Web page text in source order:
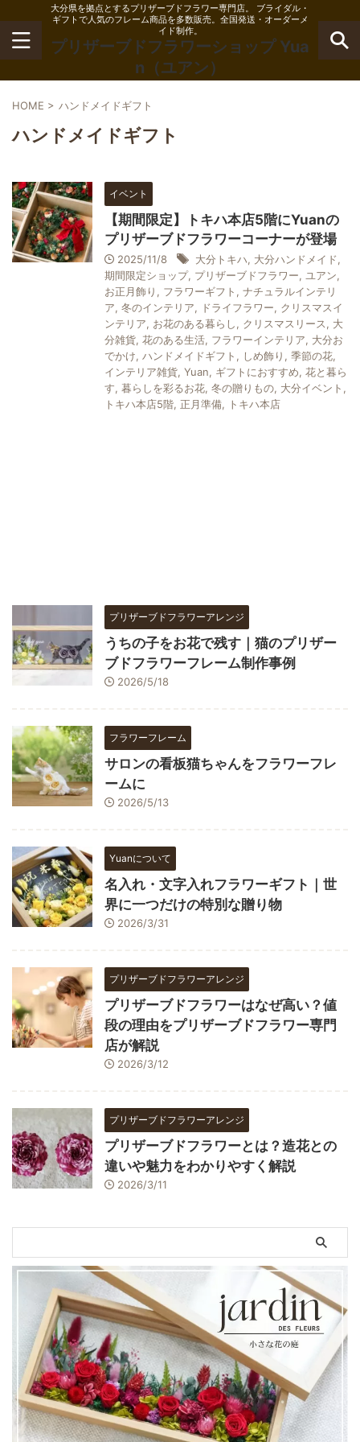
大分県を拠点とするプリザーブドフラワー専門店。 ブライダル・
ギフトで人気のフレーム商品を多数販売。全国発送・オーダーメ
イド制作。
プリザーブドフラワーショップ Yua
n（ユアン）
HOME > ハンドメイドギフト
ハンドメイドギフト
イベント
【期間限定】トキハ本店5階にYuanの
プリザーブドフラワーコーナーが登場
2025/11/8 大分トキハ, 大分ハンドメイド,
期間限定ショップ, プリザーブドフラワー, ユアン,
お正月飾り , フラワーギフト , ナチュラルインテリ
ア, 冬のインテリア, ドライフラワー, クリスマスイ
ンテリア, お花のある暮らし, クリスマスリース, 大
分雑貨, 花のある生活, フラワーインテリア, 大分お
でかけ, ハンドメイドギフト , しめ飾り , 季節の花,
インテリア雑貨, Yuan, ギフトにおすすめ, 花と暮ら
す, 暮らしを彩るお花, 冬の贈りもの, 大分イベント ,
トキハ本店5階, 正月準備, トキハ本店
プリザーブドフラワーアレンジ
うちの子をお花で残す｜猫のプリザー
ブドフラワーフレーム制作事例
2026/5/18
フラワーフレーム
サロンの看板猫ちゃんをフラワーフレ
ームに
2026/5/13
Yuanについて
名入れ・文字入れフラワーギフト｜世
界に一つだけの特別な贈り物
2026/3/31
プリザーブドフラワーアレンジ
プリザーブドフラワーはなぜ高い？値
段の理由をプリザーブドフラワー専門
店が解説
2026/3/12
プリザーブドフラワーアレンジ
プリザーブドフラワーとは？造花との
違いや魅力をわかりやすく解説
2026/3/11